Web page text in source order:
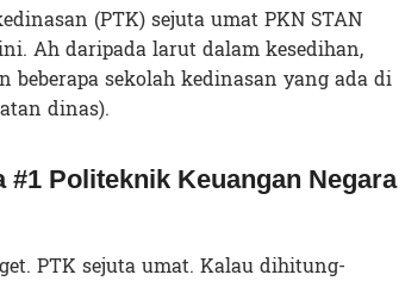
(PTK) sejuta umat PKN STAN
Ah daripada larut dalam kesedihan,
sekolah kedinasan yang ada di
dinas).
Politeknik Keuangan Negara
PTK sejuta umat. Kalau dihitung-